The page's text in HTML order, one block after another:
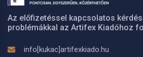
Az előfizetéssel kapcsolatos
problémákkal az Artifex Kiadóhoz
info[kukac]artifexkiado.hu